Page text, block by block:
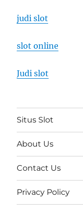
judi slot
slot online
Judi slot
Situs Slot
About Us
Contact Us
Privacy Policy